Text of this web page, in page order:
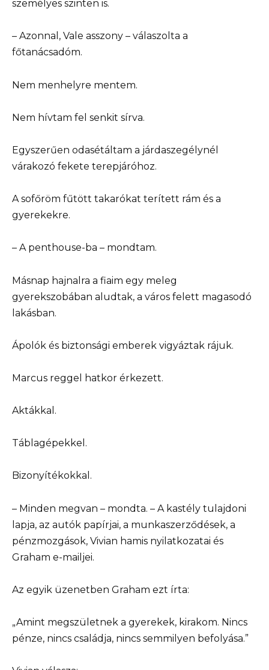
személyes szinten is.
– Azonnal, Vale asszony – válaszolta a
főtanácsadóm.
Nem menhelyre mentem.
Nem hívtam fel senkit sírva.
Egyszerűen odasétáltam a járdaszegélynél
várakozó fekete terepjáróhoz.
A sofőröm fűtött takarókat terített rám és a
gyerekekre.
– A penthouse-ba – mondtam.
Másnap hajnalra a fiaim egy meleg
gyerekszobában aludtak, a város felett magasodó
lakásban.
Ápolók és biztonsági emberek vigyáztak rájuk.
Marcus reggel hatkor érkezett.
Aktákkal.
Táblagépekkel.
Bizonyítékokkal.
– Minden megvan – mondta. – A kastély tulajdoni
lapja, az autók papírjai, a munkaszerződések, a
pénzmozgások, Vivian hamis nyilatkozatai és
Graham e-mailjei.
Az egyik üzenetben Graham ezt írta:
„Amint megszületnek a gyerekek, kirakom. Nincs
pénze, nincs családja, nincs semmilyen befolyása.”